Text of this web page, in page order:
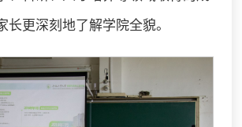
长更深刻地了解学院全貌。